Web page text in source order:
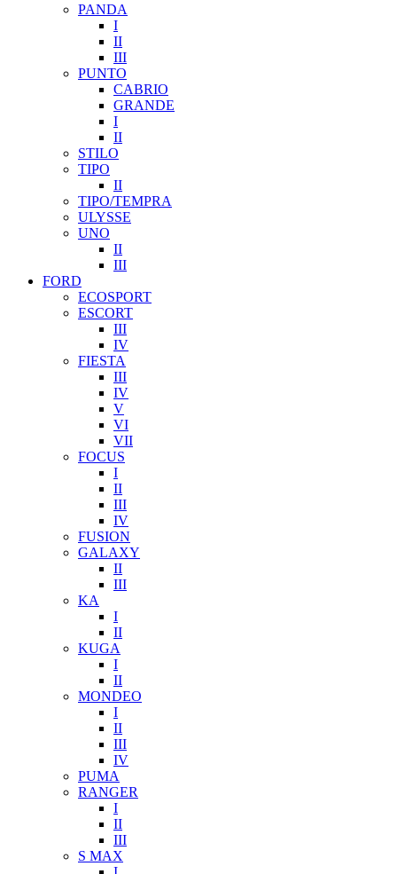
PANDA
I
II
III
PUNTO
CABRIO
GRANDE
I
II
STILO
TIPO
II
TIPO/TEMPRA
ULYSSE
UNO
II
III
FORD
ECOSPORT
ESCORT
III
IV
FIESTA
III
IV
V
VI
VII
FOCUS
I
II
III
IV
FUSION
GALAXY
II
III
KA
I
II
KUGA
I
II
MONDEO
I
II
III
IV
PUMA
RANGER
I
II
III
S MAX